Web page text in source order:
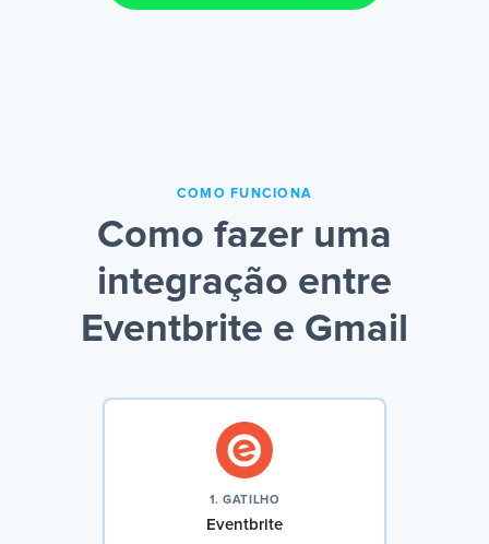
COMO FUNCIONA
Como fazer uma
integração entre
Eventbrite e Gmail
1. GATILHO
Eventbrite